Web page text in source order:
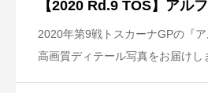
【2020 Rd.9 TOS】アル
2020年第9戦トスカーナGPの『
高画質ディテール写真をお届けし